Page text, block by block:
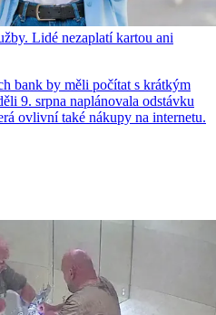
Lidé nezaplatí kartou ani
bank by měli počítat s krátkým
9. srpna naplánovala odstávku
ovlivní také nákupy na internetu.